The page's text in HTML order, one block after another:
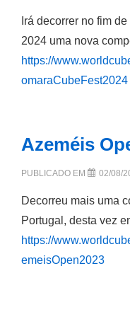
Irá decorrer no fim
2024 uma nova
https://
omaraCubeFest2024
Azeméis
PUBLICADO EM 02/08/
Decorreu mais uma
Portugal, desta vez
https://
emeisOpen2023